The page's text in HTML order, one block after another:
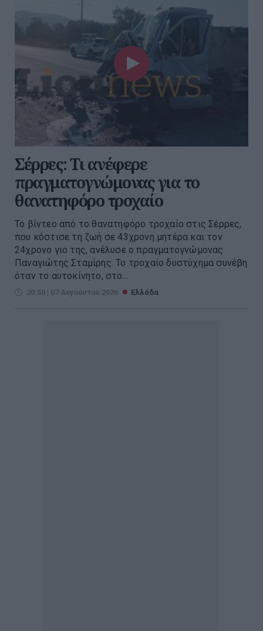
Σέρρες: Τι ανέφερε
πραγματογνώμονας για το
θανατηφόρο τροχαίο
Το βίντεο από το θανατηφόρο τροχαίο στις Σέρρες,
που κόστισε τη ζωή σε 43χρονη μητέρα και τον
24χρονο γιο της, ανέλυσε ο πραγματογνώμονας
Παναγιώτης Σταμίρης. Το τροχαίο δυστύχημα συνέβη
όταν το αυτοκίνητο, στο...
20:50 | 07 Αυγούστου 2026 Ελλάδα